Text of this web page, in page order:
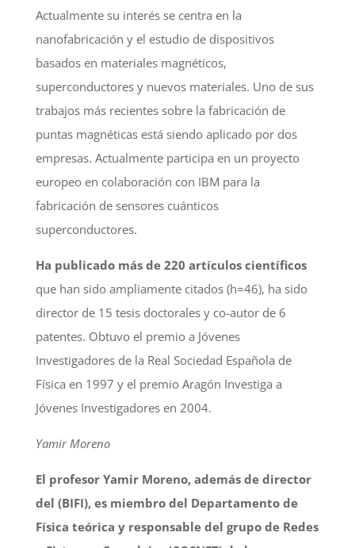
Actualmente su interés se centra en la
nanofabricación y el estudio de dispositivos
basados en materiales magnéticos,
superconductores y nuevos materiales. Uno de sus
trabajos más recientes sobre la fabricación de
puntas magnéticas está siendo aplicado por dos
empresas. Actualmente participa en un proyecto
europeo en colaboración con IBM para la
fabricación de sensores cuánticos
superconductores.
Ha publicado más de 220 artículos científicos
que han sido ampliamente citados (h=46), ha sido
director de 15 tesis doctorales y co-autor de 6
patentes. Obtuvo el premio a Jóvenes
Investigadores de la Real Sociedad Española de
Física en 1997 y el premio Aragón Investiga a
Jóvenes Investigadores en 2004.
Yamir Moreno
El profesor Yamir Moreno, además de director
del (BIFI), es miembro del Departamento de
Física teórica y responsable del grupo de Redes